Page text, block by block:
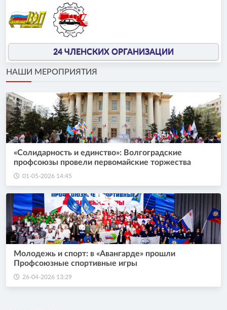
24 ЧЛЕНСКИХ ОРГАНИЗАЦИИ
НАШИ МЕРОПРИЯТИЯ
«Солидарность и единство»: Волгоградские
профсоюзы провели первомайские торжества
01-05-2026 14:45
Молодежь и спорт: в «Авангарде» прошли
Профсоюзные спортивные игры
26-04-2026 13:29